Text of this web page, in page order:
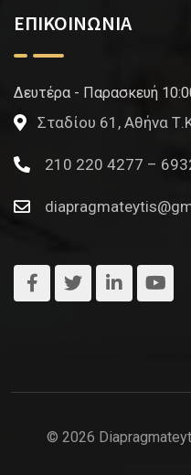
ΕΠΙΚΟΙΝΩΝΙΑ
Δευτέρα - Παρασκευή
Σταδίου 61, Αθήνα
210 220 4277 –
© 2026